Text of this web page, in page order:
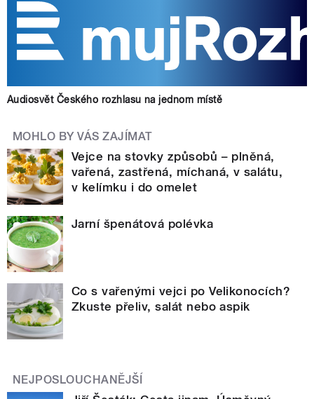
Audiosvět Českého rozhlasu na jednom místě
MOHLO BY VÁS ZAJÍMAT
Vejce na stovky způsobů – plněná,
vařená, zastřená, míchaná, v salátu,
v kelímku i do omelet
Jarní špenátová polévka
Co s vařenými vejci po Velikonocích?
Zkuste přeliv, salát nebo aspik
NEJPOSLOUCHANĚJŠÍ